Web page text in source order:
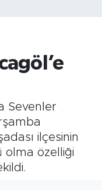
Sevenler
ilçesinin
olma özelliği